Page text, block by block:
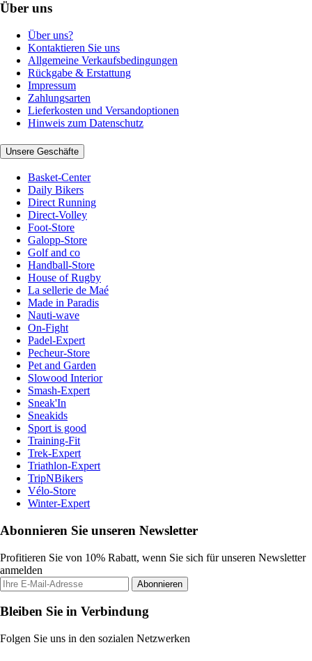
Über uns
Über uns?
Kontaktieren Sie uns
Allgemeine Verkaufsbedingungen
Rückgabe & Erstattung
Impressum
Zahlungsarten
Lieferkosten und Versandoptionen
Hinweis zum Datenschutz
Unsere Geschäfte
Basket-Center
Daily Bikers
Direct Running
Direct-Volley
Foot-Store
Galopp-Store
Golf and co
Handball-Store
House of Rugby
La sellerie de Maé
Made in Paradis
Nauti-wave
On-Fight
Padel-Expert
Pecheur-Store
Pet and Garden
Slowood Interior
Smash-Expert
Sneak'In
Sneakids
Sport is good
Training-Fit
Trek-Expert
Triathlon-Expert
TripNBikers
Vélo-Store
Winter-Expert
Abonnieren Sie unseren Newsletter
Profitieren Sie von 10% Rabatt, wenn Sie sich für unseren Newsletter
anmelden
Abonnieren
Bleiben Sie in Verbindung
Folgen Sie uns in den sozialen Netzwerken